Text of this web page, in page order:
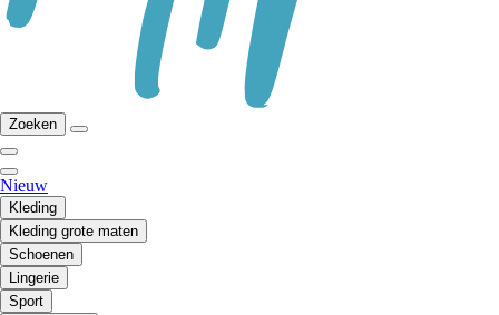
Zoeken
Nieuw
Kleding
Kleding grote maten
Schoenen
Lingerie
Sport